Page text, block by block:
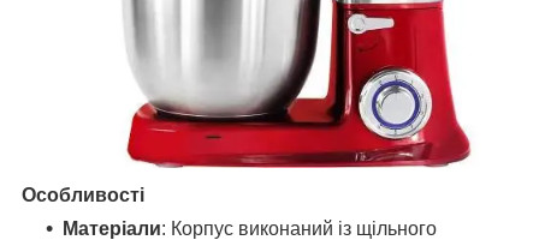
Особливості
Матеріали: Корпус виконаний із щільного